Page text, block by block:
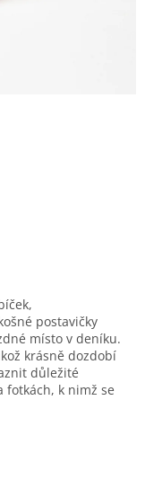
,
postavičky
místo v deníku.
krásně dozdobí
důležité
fotkách, k nimž se